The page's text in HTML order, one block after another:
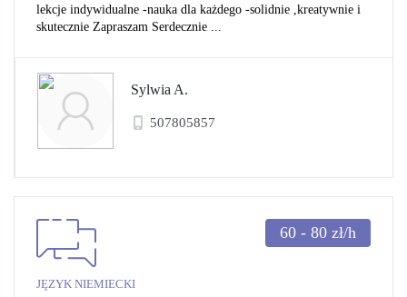
lekcje indywidualne -nauka dla każdego -solidnie ,kreatywnie i
skutecznie Zapraszam Serdecznie ...
Sylwia A.
507805857
JĘZYK NIEMIECKI
60 - 80 zł/h